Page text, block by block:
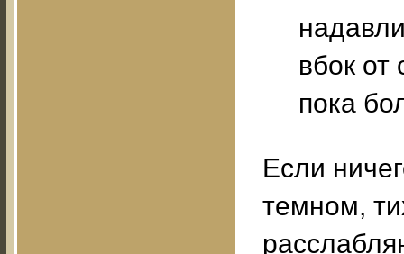
вбок от
пока
Если
темном,